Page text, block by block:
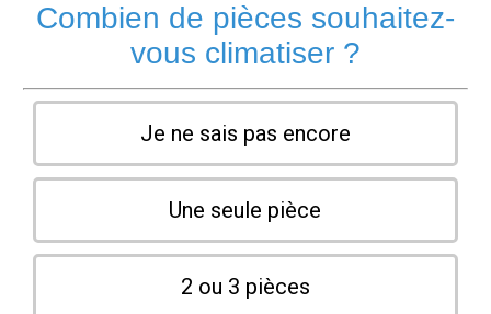
Combien de pièces souhaitez-
vous climatiser ?
Je ne sais pas encore
Une seule pièce
2 ou 3 pièces